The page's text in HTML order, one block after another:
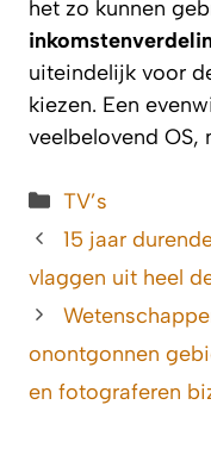
het zo kunnen
uiteindelijk voor
kiezen. Een
veelbelovend
Categorieën
TV’s
15 jaar
vlaggen uit heel
onontgonnen
en fotograferen